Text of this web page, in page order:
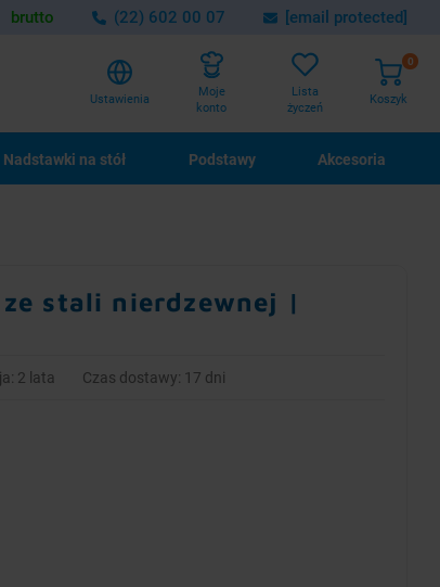
brutto (22) 602 00 07 [email protected]
Ustawienia
Moje
konto
Lista
życzeń
Koszyk
0
Nadstawki na stół Podstawy Akcesoria
stali nierdzewnej |
2 lata Czas dostawy: 17 dni